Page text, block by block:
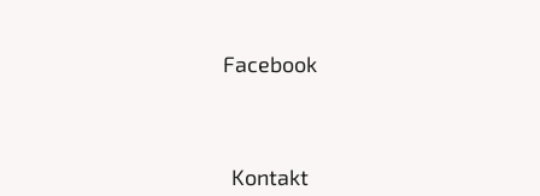
s
u
Facebook
Kontakt